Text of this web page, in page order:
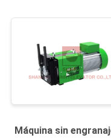
Máquina sin